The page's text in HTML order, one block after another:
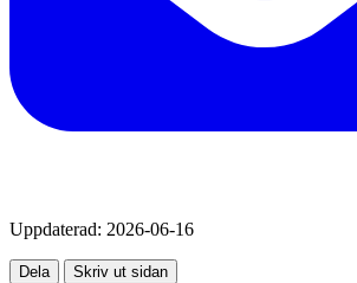
Uppdaterad: 2026-06-16
Dela Skriv ut sidan